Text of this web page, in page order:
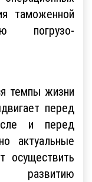
таможенной
погрузо-
темпы жизни
перед
и перед
актуальные
осуществить